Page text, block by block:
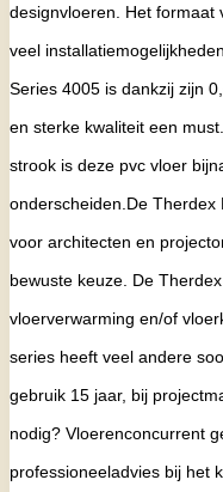
designvloeren. Het formaat
veel
Series 4005 is dankzij zijn
en sterke kwaliteit een
strook is deze pvc vloer
onderscheiden.De Therdex
voor architecten en
bewuste keuze. De
vloerverwarming en/of
series heeft veel andere
gebruik 15 jaar, bij
nodig? Vloerenconcurrent
professioneeladvies bij het